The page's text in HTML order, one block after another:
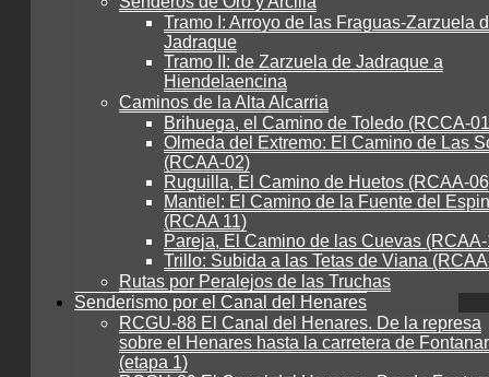
Tramo I: Arroyo de las Fraguas-Zarzuela
Jadraque
Tramo II: de Zarzuela de Jadraque a
Hiendelaencina
Caminos de la Alta Alcarria
Brihuega, el Camino de Toledo (RCCA-
Olmeda del Extremo: El Camino de Las
(RCAA-02)
Ruguilla, El Camino de Huetos (RCAA-
Mantiel: El Camino de la Fuente del
(RCAA 11)
Pareja, El Camino de las Cuevas
Trillo: Subida a las Tetas de Viana
Rutas por Peralejos de las Truchas
Senderismo por el Canal del Henares
RCGU-88 El Canal del Henares. De la represa
sobre el Henares hasta la carretera de Fontanar
(etapa 1)